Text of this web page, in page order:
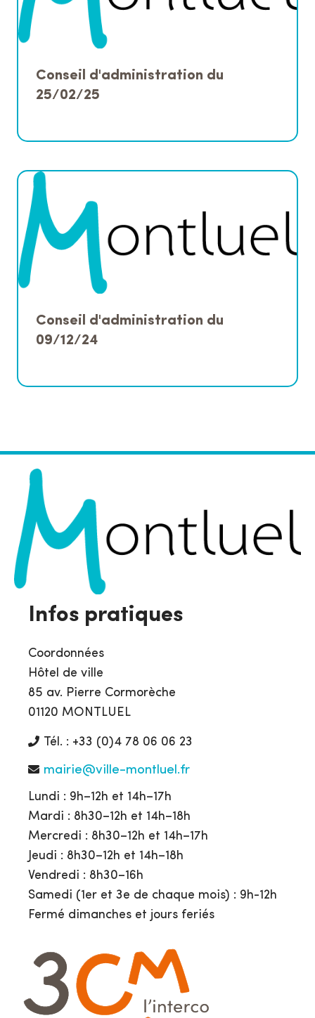
Conseil d'administration du
25/02/25
Conseil d'administration du
09/12/24
Infos pratiques
Coordonnées
Hôtel de ville
85 av. Pierre Cormorèche
01120 MONTLUEL
Tél. : +33 (0)4 78 06 06 23
mairie@ville-montluel.fr
Lundi : 9h–12h et 14h–17h
Mardi : 8h30–12h et 14h–18h
Mercredi : 8h30–12h et 14h–17h
Jeudi : 8h30–12h et 14h–18h
Vendredi : 8h30–16h
Samedi (1er et 3e de chaque mois) : 9h-12h
Fermé dimanches et jours feriés